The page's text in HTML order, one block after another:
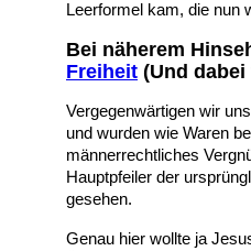
Leerformel kam, die nun
Bei näherem
Freiheit (Und
Vergegenwärtigen wir
und wurden wie Waren
männerrechtliches
Hauptpfeiler der
gesehen.
Genau hier wollte ja